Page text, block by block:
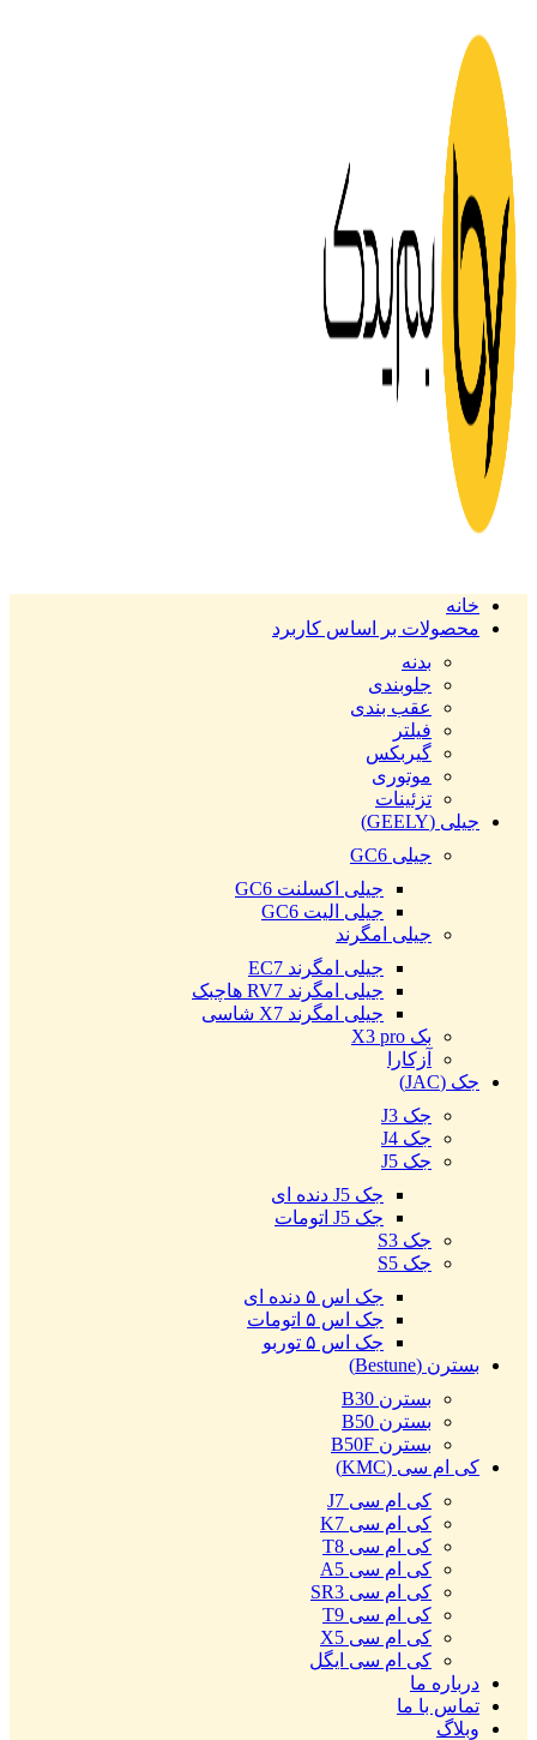
خانه
محصولات بر اساس کاربرد
بدنه
جلوبندی
عقب بندی
فیلتر
گیربکس
موتوری
تزئینات
جیلی (GEELY)
جیلی GC6
جیلی اکسلنت GC6
جیلی الیت GC6
جیلی امگرند
جیلی امگرند EC7
جیلی امگرند RV7 هاچبک
جیلی امگرند X7 شاسی
بک X3 pro
آزکارا
جک (JAC)
جک J3
جک J4
جک J5
جک J5 دنده ای
جک J5 اتومات
جک S3
جک S5
جک اس ۵ دنده ای
جک اس ۵ اتومات
جک اس ۵ توربو
بسترن (Bestune)
بسترن B30
بسترن B50
بسترن B50F
کی ام سی (KMC)
کی ام سی J7
کی ام سی K7
کی ام سی T8
کی ام سی A5
کی ام سی SR3
کی ام سی T9
کی ام سی X5
کی ام سی ایگل
درباره ما
تماس با ما
وبلاگ